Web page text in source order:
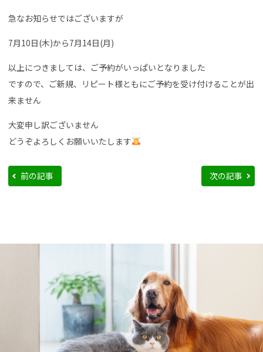
急なお知らせではございますが
7月10日(木)から7月14日(月)
以上につきましては、ご予約がいっぱいとなりました
ですので、ご新規、リピート様ともにご予約を受け付けることが出
来ません
大変申し訳ございません
どうぞよろしくお願いいたします
前の記事 次の記事